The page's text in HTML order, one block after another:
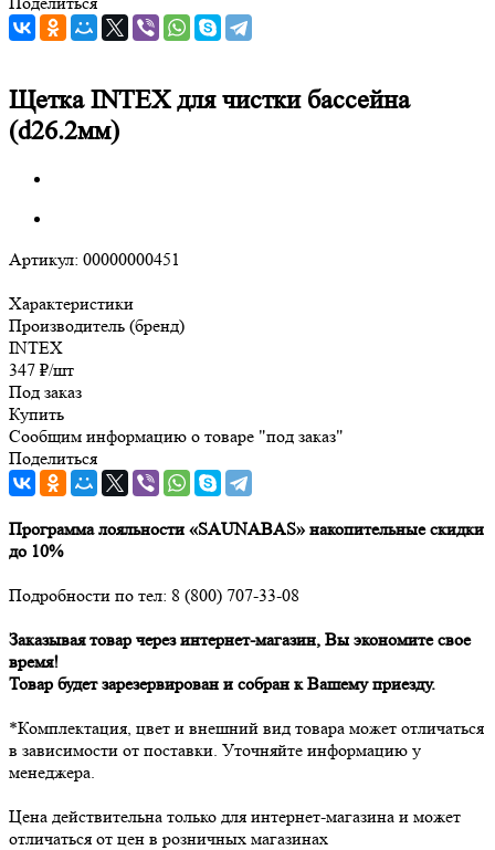
Щетка INTEX для чистки бассейна
(d26.2мм)
Артикул: 00000000451
Характеристики
Производитель (бренд)
INTEX
347 ₽/шт
Под заказ
Купить
Сообщим информацию о товаре "под заказ"
Поделиться
Программа лояльности «SAUNABAS» накопительные скидки
до 10%
Подробности по тел: 8 (800) 707-33-08
Заказывая товар через интернет-магазин, Вы экономите свое
время!
Товар будет зарезервирован и собран к Вашему приезду.
*Комплектация, цвет и внешний вид товара может отличаться
в зависимости от поставки. Уточняйте информацию у
менеджера.
Цена действительна только для интернет-магазина и может
отличаться от цен в розничных магазинах